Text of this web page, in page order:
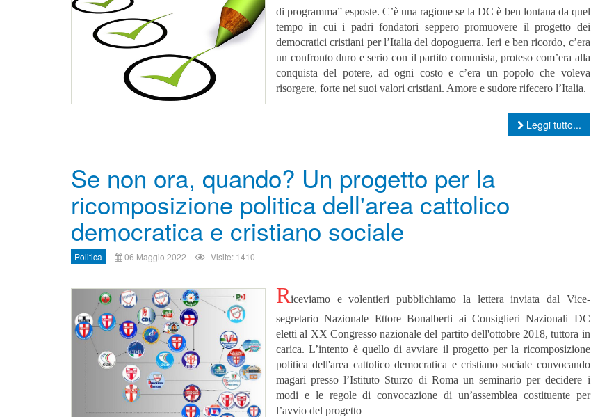
di programma” esposte.C’è una ragione se la DC è ben lontana da quel
tempo in cui i padri fondatori seppero promuovere il progetto dei
democratici cristiani per l’Italia del dopoguerra. Ieri e ben ricordo, c’era
un confronto duro e serio con il partito comunista, proteso com’era alla
conquista del potere, ad ogni costo e c’era un popolo che voleva
risorgere, forte nei suoi valori cristiani. Amore e sudore rifecero l’Italia.
Leggi tutto...
Se non ora, quando? Un progetto per la
ricomposizione politica dell'area cattolico
democratica e cristiano sociale
Politica 06 Maggio 2022 Visite: 1410
Riceviamo e volentieri pubblichiamo la lettera inviata dal Vice-
segretario Nazionale Ettore Bonalberti ai Consiglieri Nazionali DC
eletti al XX Congresso nazionale del partito dell'ottobre 2018, tuttora in
carica. L’intento è quello di avviare il progetto per la ricomposizione
politica dell'area cattolico democratica e cristiano sociale convocando
magari presso l’Istituto Sturzo di Roma un seminario per decidere i
modi e le regole di convocazione di un’assemblea costituente per
l’avvio del progetto